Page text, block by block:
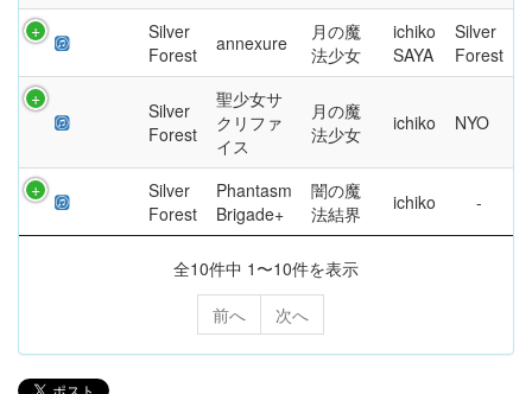
Silver
Forest
annexure
月の魔
法少女
ichiko
SAYA
Silver
Forest
Silver
Forest
聖少女サ
クリファ
イス
月の魔
法少女
ichiko NYO
Silver
Forest
Phantasm
Brigade+
闇の魔
法結界
ichiko
全10件中 1〜10件を表示
前へ
次へ